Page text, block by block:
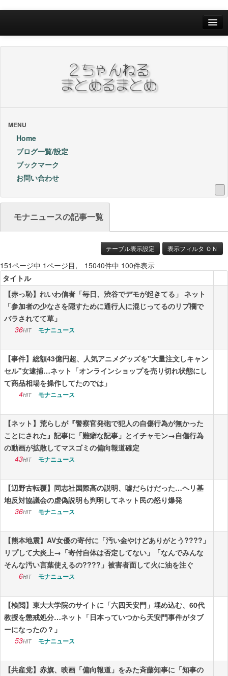
Home
ブックマーク
24Hランキング
昨日のランキング
1週間内ランキング
1ヶ月内ランキング
エンタメ
スポーツ
漫画・アニメ
ゲーム
Vtuber
趣味
生活
その他
RSS配信一覧
MENU
Home
ブログ一覧/設定
ブックマーク
お問い合わせ
モナニュースの記事一覧
テーブル表示設定 表示フィルタ ＯＮ
151ページ中 1ページ目, 15040件中 100件表示
タイトル
【赤っ恥】れいわ信者「毎日、渋谷でデモが起きてる」 ネット
「参加者の少なさを隠すために通行人に混じってるのリプ欄で
バラされてて草」
36HIT モナニュース
【事件】総額43億円超、人気アニメグッズを"大量注文しキャン
セル"女逮捕…ネット「オンラインショップを売り切れ状態にし
て商品相場を操作してたのでは」
4HIT モナニュース
【ネット】荒らしが『警察官発砲で犯人の自傷行為が無かった
ことにされた』記事に「難癖な記事」とイチャモン→自傷行為
の動画が拡散してマスゴミの偏向報道確定
43HIT モナニュース
【辺野古転覆】同志社国際高の説明、嘘だらけだった…ヘリ基
地反対協議会の虚偽説明も判明してネット民の怒り爆発
36HIT モナニュース
【熊本地震】AV女優の寄付に「汚い金やけどありがとう????」
リプして大炎上→「寄付自体は否定してない」「なんでみんな
そんな汚い言葉使えるの????」被害者面して火に油を注ぐ
6HIT モナニュース
【検閲】東大大学院のサイトに「六四天安門」埋め込む、60代
教授を懲戒処分…ネット「日本っていつから天安門事件がタブ
ーになったの？」
53HIT モナニュース
【共産党】赤旗、映画「偏向報道」をみた斉藤知事に「知事の